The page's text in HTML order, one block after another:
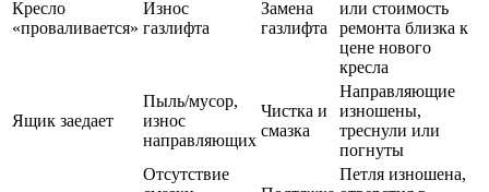
Кресло
«проваливается»
Износ
газлифта
Замена
газлифта
или стоимость
ремонта близка к
цене нового
кресла
Ящик заедает
Пыль/мусор,
износ
направляющих
Чистка и
смазка
Направляющие
изношены,
треснули или
погнуты
Отсутствие
Петля изношена,